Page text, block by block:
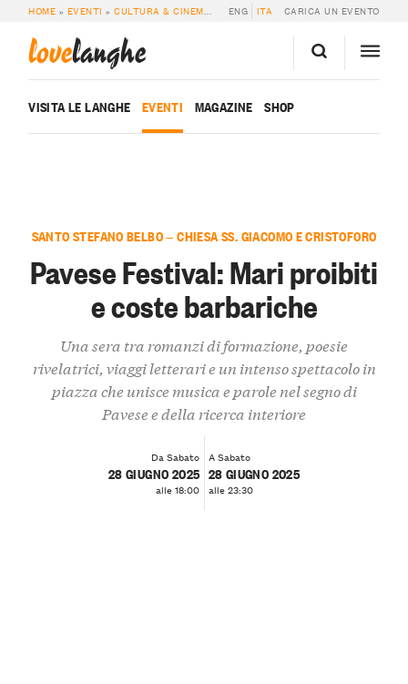
HOME » EVENTI »CULTURA & CINEMA » PAVESE FESTIVAL: MARI PROIBITI E
ENG ITA CARICA UN EVENTO
lovelanghe
VISITA LE LANGHE EVENTI MAGAZINE SHOP
SANTO STEFANO BELBO — CHIESA SS. GIACOMO E CRISTOFORO
Pavese Festival: Mari proibiti
e coste barbariche
Una sera tra romanzi di formazione, poesie
rivelatrici, viaggi letterari e un intenso spettacolo in
piazza che unisce musica e parole nel segno di
Pavese e della ricerca interiore
Da Sabato
28 GIUGNO 2025
alle 18:00
A Sabato
28 GIUGNO 2025
alle 23:30